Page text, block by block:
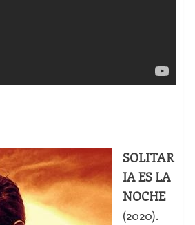
SOLITAR
IA ES LA
NOCHE
(2020).